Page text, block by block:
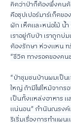
คิดว่าป่าก็ต้องพึ่งคน
คือซุปเปอร์มาร์เก็ตข
ผัก เห็ดและหน่อไม้ น้
เราอยู่กับป่า เราถูกบ่
ต้องรักษา ห่วงแหน ท
“ชีวิต ทางรอดของคน
“ป่าชุมชนบ้านผมเป็น
ใหญ่ ถ้ามีไฟไหม้จากร
เป็นทั้งแหล่งอาหาร
แน่นอน” กำนันณรงค์
ริเริ่มเรื่องการทำแผ